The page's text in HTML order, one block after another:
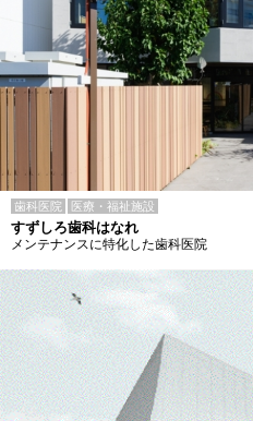
歯科医院 医療・福祉施設
すずしろ歯科はなれ
メンテナンスに特化した歯科医院